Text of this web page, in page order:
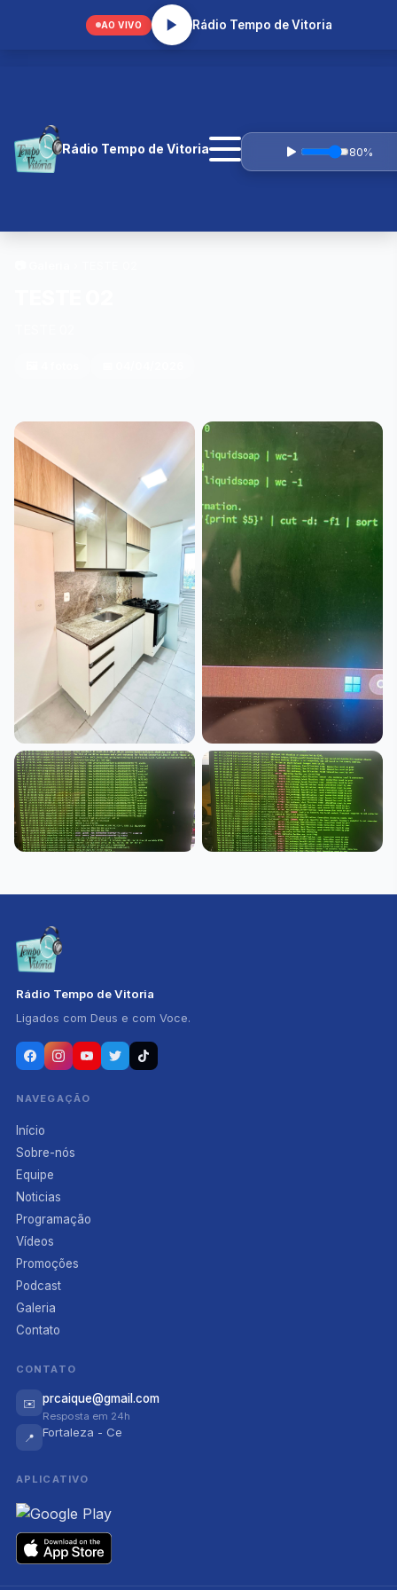
AO VIVO Rádio Tempo de Vitoria
prcaique@gmail.com
Rádio Tempo de Vitoria 80%
Rádio Tempo de Vitoria
Ligados com Deus e com Voce.
NAVEGAÇÃO
Início
Sobre-nós
Equipe
Noticias
Programação
Vídeos
Promoções
Podcast
Galeria
Contato
CONTATO
✉️ prcaique@gmail.com
Resposta em 24h
📍 Fortaleza - Ce
APLICATIVO